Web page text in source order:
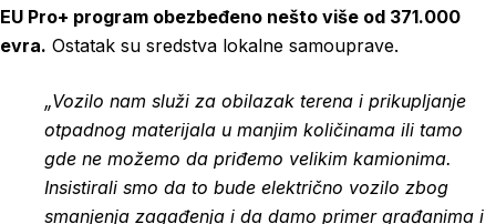
EU Pro+ program obezbeđeno nešto više od 371.000
evra. Ostatak su sredstva lokalne samouprave.
„Vozilo nam služi za obilazak terena i prikupljanje
otpadnog materijala u manjim količinama ili tamo
gde ne možemo da priđemo velikim kamionima.
Insistirali smo da to bude električno vozilo zbog
smanjenja zagađenja i da damo primer građanima i